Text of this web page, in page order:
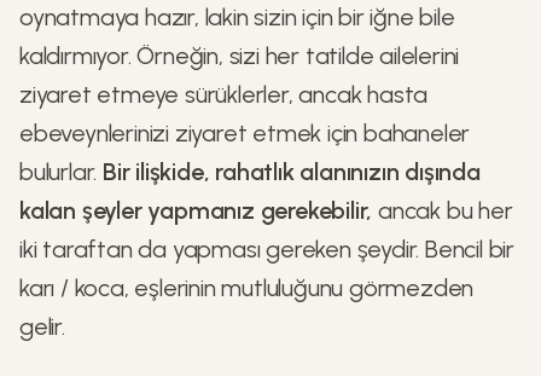
oynatmaya hazır, lakin sizin için bir iğne bile
kaldırmıyor. Örneğin, sizi her tatilde ailelerini
ziyaret etmeye sürüklerler, ancak hasta
ebeveynlerinizi ziyaret etmek için bahaneler
bulurlar. Bir ilişkide, rahatlık alanınızın dışında
kalan şeyler yapmanız gerekebilir, ancak bu her
iki taraftan da yapması gereken şeydir. Bencil bir
karı / koca, eşlerinin mutluluğunu görmezden
gelir.